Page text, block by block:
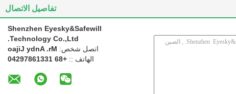
تفاصيل الاتصال
Shenzhen Eyesky&Safewill
Technology Co.,Ltd.
اتصل شخص: Mr. Andy Jijao
الهاتف :: +86 13316879240